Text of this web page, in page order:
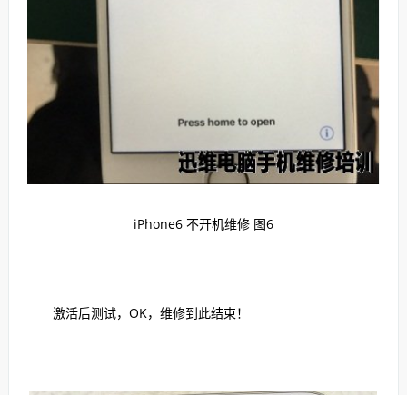
iPhone6 不开机维修 图6
激活后测试，OK，维修到此结束！